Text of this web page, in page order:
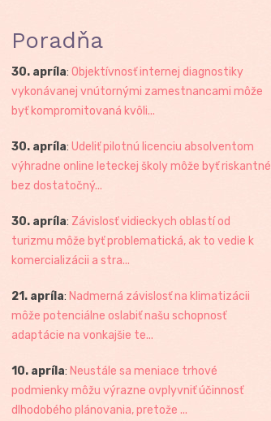
Poradňa
30. apríla: Objektívnosť internej diagnostiky
vykonávanej vnútornými zamestnancami môže
byť kompromitovaná kvôli...
30. apríla: Udeliť pilotnú licenciu absolventom
výhradne online leteckej školy môže byť riskantné
bez dostatočný...
30. apríla: Závislosť vidieckych oblastí od
turizmu môže byť problematická, ak to vedie k
komercializácii a stra...
21. apríla: Nadmerná závislosť na klimatizácii
môže potenciálne oslabiť našu schopnosť
adaptácie na vonkajšie te...
10. apríla: Neustále sa meniace trhové
podmienky môžu výrazne ovplyvniť účinnosť
dlhodobého plánovania, pretože ...